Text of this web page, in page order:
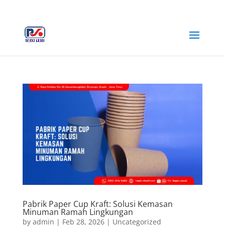
Pabrik Paper Cup Kraft: Solusi Kemasan
Minuman Ramah Lingkungan
by admin | Feb 28, 2026| Uncategorized